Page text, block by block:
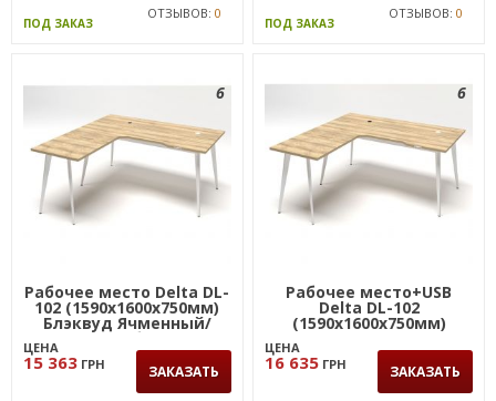
ПОД ЗАКАЗ
ОТЗЫВОВ: 0
ПОД ЗАКАЗ
ОТЗЫВОВ: 0
6
Рабочее место Delta DL-
102 (1590х1600х750мм)
Блэквуд Ячменный/
Каркас белый
ЦЕНА
15 363 ГРН ЗАКАЗАТЬ
6
Рабочее место+USB
Delta DL-102
(1590х1600х750мм)
Блэквуд Ячменный/
Каркас белый
ЦЕНА
16 635 ГРН ЗАКАЗАТЬ